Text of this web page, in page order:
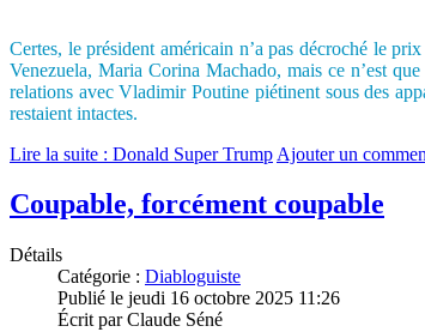
Certes, le président américain n’a pas décroché le
Venezuela, Maria Corina Machado, mais ce n’est
relations avec Vladimir Poutine piétinent sous des
restaient intactes.
Lire la suite : Donald Super Trump Ajouter un
Coupable, forcément coupable
Détails
Catégorie : Diabloguiste
Publié le jeudi 16 octobre 2025 11:26
Écrit par Claude Séné